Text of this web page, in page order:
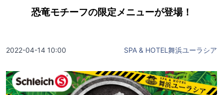
恐竜モチーフの限定メニューが登場！
2022-04-14 10:00 SPA & HOTEL舞浜ユーラシア